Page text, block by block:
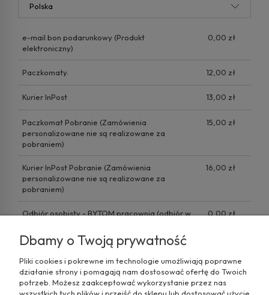
e-mail bon podarunkowy (Produkt
elektroniczny)
0,00 zł
Paczkomaty. 12,00 zł
Kurier InPost 13,00 zł
Paczkomat Pobranie (Zamówienia
personalizowane nie są realizowane za
pobraniem)
15,00 zł
Kurier InPost Pobranie (Zamówienia
personalizowane nie są realizowane za
pobraniem)
16,00 zł
Odbiór osobisty - BYTOM pracownia (odbiór w
0,00 zł
Dbamy o Twoją prywatność
Pliki cookies i pokrewne im technologie umożliwiają poprawne
działanie strony i pomagają nam dostosować ofertę do Twoich
potrzeb. Możesz zaakceptować wykorzystanie przez nas